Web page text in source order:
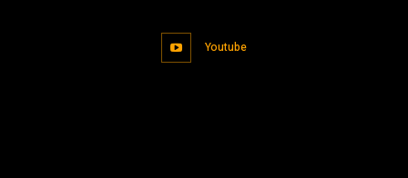
Youtube